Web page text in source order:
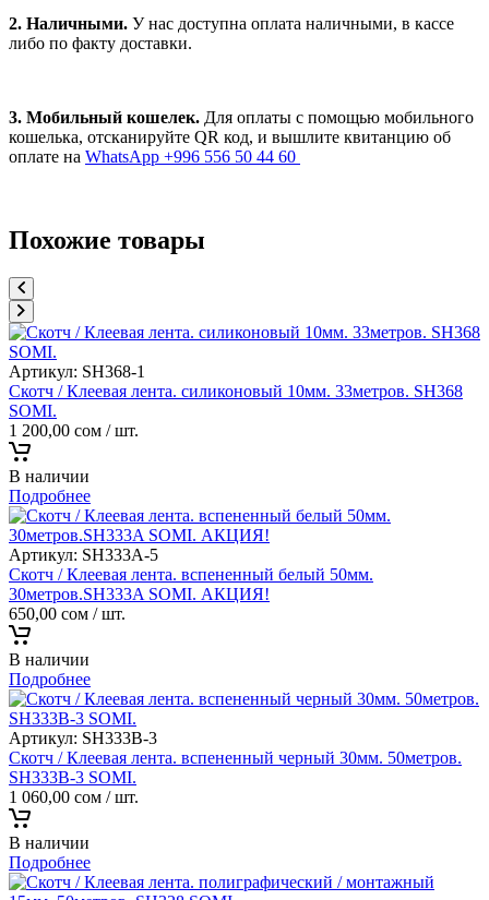
2. Наличными. У нас доступна оплата наличными, в кассе
либо по факту доставки.
3. Мобильный кошелек. Для оплаты с помощью мобильного
кошелька, отсканируйте QR код, и вышлите квитанцию об
оплате на WhatsApp +996 556 50 44 60
Похожие товары
Артикул: SH368-1
Скотч / Клеевая лента. силиконовый 10мм. 33метров. SH368
SOMI.
1 200,00 сом / шт.
В наличии
Подробнее
Артикул: SH333A-5
Скотч / Клеевая лента. вспененный белый 50мм.
30метров.SH333A SOMI. АКЦИЯ!
650,00 сом / шт.
В наличии
Подробнее
Артикул: SH333B-3
Скотч / Клеевая лента. вспененный черный 30мм. 50метров.
SH333B-3 SOMI.
1 060,00 сом / шт.
В наличии
Подробнее